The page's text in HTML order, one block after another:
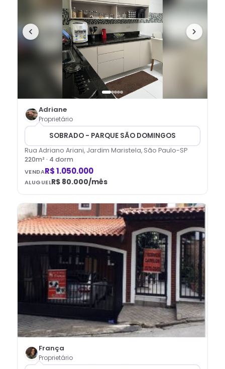
Adriane
Proprietário
SOBRADO - PARQUE SÃO DOMINGOS
Rua Adriano Ariani, Jardim Maristela, São Paulo-SP
220m² · 4 dorm
VENDAR$ 1.050.000
ALUGUELR$ 80.000/mês
França
Proprietário